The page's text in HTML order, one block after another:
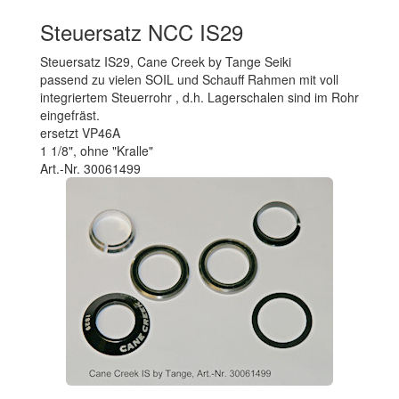
Steuersatz NCC IS29
Steuersatz IS29, Cane Creek by Tange Seiki
passend zu vielen SOIL und Schauff Rahmen mit voll
integriertem Steuerrohr , d.h. Lagerschalen sind im Rohr
eingefräst.
ersetzt VP46A
1 1/8", ohne "Kralle"
Art.-Nr. 30061499